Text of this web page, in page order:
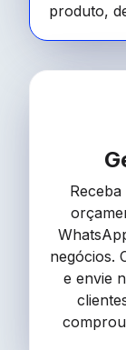
produto,
negócios.
e envie